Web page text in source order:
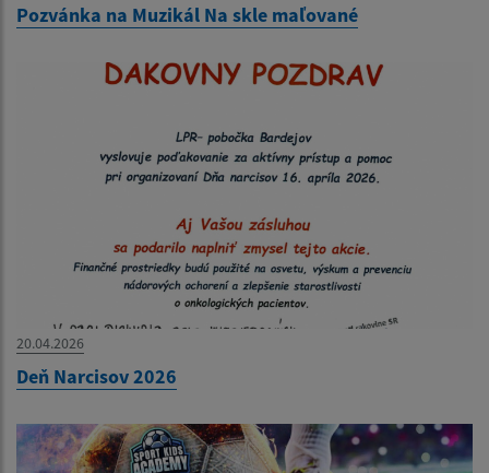
Pozvánka na Muzikál Na skle maľované
20.04.2026
Deň Narcisov 2026